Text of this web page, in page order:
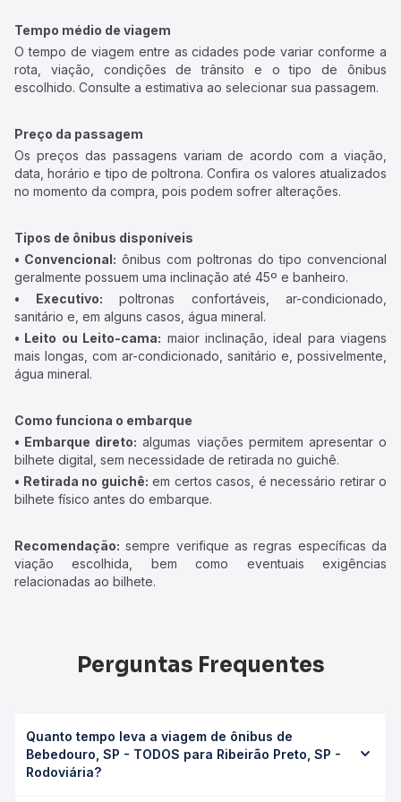
Tempo médio de viagem
O tempo de viagem entre as cidades pode variar conforme a
rota, viação, condições de trânsito e o tipo de ônibus
escolhido. Consulte a estimativa ao selecionar sua passagem.
Preço da passagem
Os preços das passagens variam de acordo com a viação,
data, horário e tipo de poltrona. Confira os valores atualizados
no momento da compra, pois podem sofrer alterações.
Tipos de ônibus disponíveis
• Convencional: ônibus com poltronas do tipo convencional
geralmente possuem uma inclinação até 45º e banheiro.
• Executivo: poltronas confortáveis, ar-condicionado,
sanitário e, em alguns casos, água mineral.
• Leito ou Leito-cama: maior inclinação, ideal para viagens
mais longas, com ar-condicionado, sanitário e, possivelmente,
água mineral.
Como funciona o embarque
• Embarque direto: algumas viações permitem apresentar o
bilhete digital, sem necessidade de retirada no guichê.
• Retirada no guichê: em certos casos, é necessário retirar o
bilhete físico antes do embarque.
Recomendação: sempre verifique as regras específicas da
viação escolhida, bem como eventuais exigências
relacionadas ao bilhete.
Perguntas Frequentes
Quanto tempo leva a viagem de ônibus de
Bebedouro, SP - TODOS para Ribeirão Preto, SP -
Rodoviária?